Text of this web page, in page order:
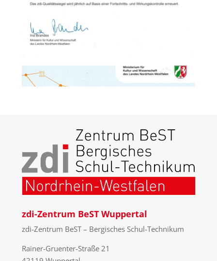
zdi-Zentrum BeST Wuppertal
zdi-Zentrum BeST – Bergisches Schul-Technikum
Rainer-Gruenter-Straße 21